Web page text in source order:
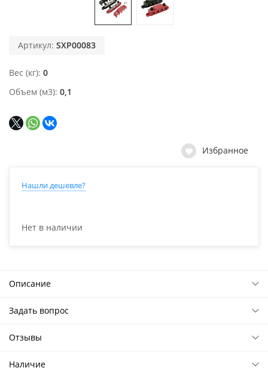
Артикул: SXP00083
Вес (кг) 0
Объем (м3) 0,1
Избранное
Нашли дешевле?
Нет в наличии
Описание
Задать вопрос
Отзывы
Наличие